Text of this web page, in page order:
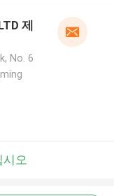
제
No. 6
시오